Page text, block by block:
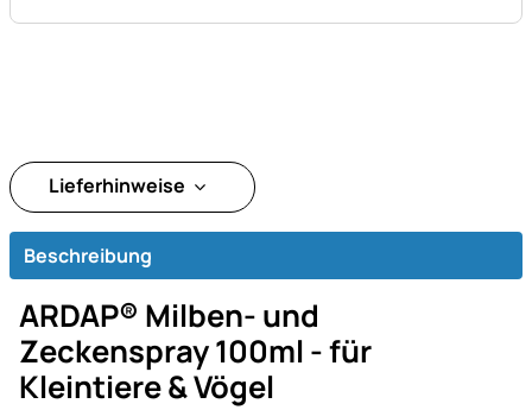
Lieferhinweise
Beschreibung
ARDAP® Milben- und
Zeckenspray 100ml - für
Kleintiere & Vögel